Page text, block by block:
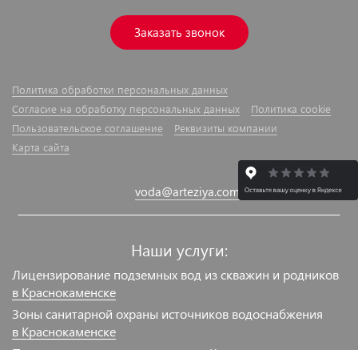
Заказать звонок
Политика обработки персональных данных
Согласие на обработку персональных данных
Политика cookie
Пользовательское соглашение
Реквизиты компании
Карта сайта
voda@arteziya.com
Наши услуги:
Лицензирование подземных вод из скважин и родников
в Краснокаменске
Зоны санитарной охраны источников водоснабжения
в Краснокаменске